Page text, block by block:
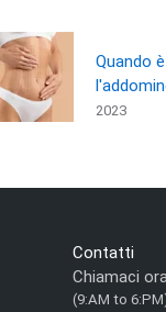
Quando
2023
Contatti
Chiamaci
(9:AM to